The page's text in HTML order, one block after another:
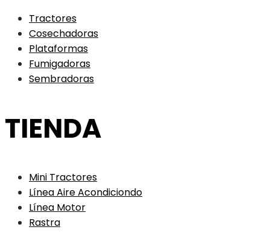
Tractores
Cosechadoras
Plataformas
Fumigadoras
Sembradoras
TIENDA
Mini Tractores
Línea Aire Acondiciondo
Línea Motor
Rastra